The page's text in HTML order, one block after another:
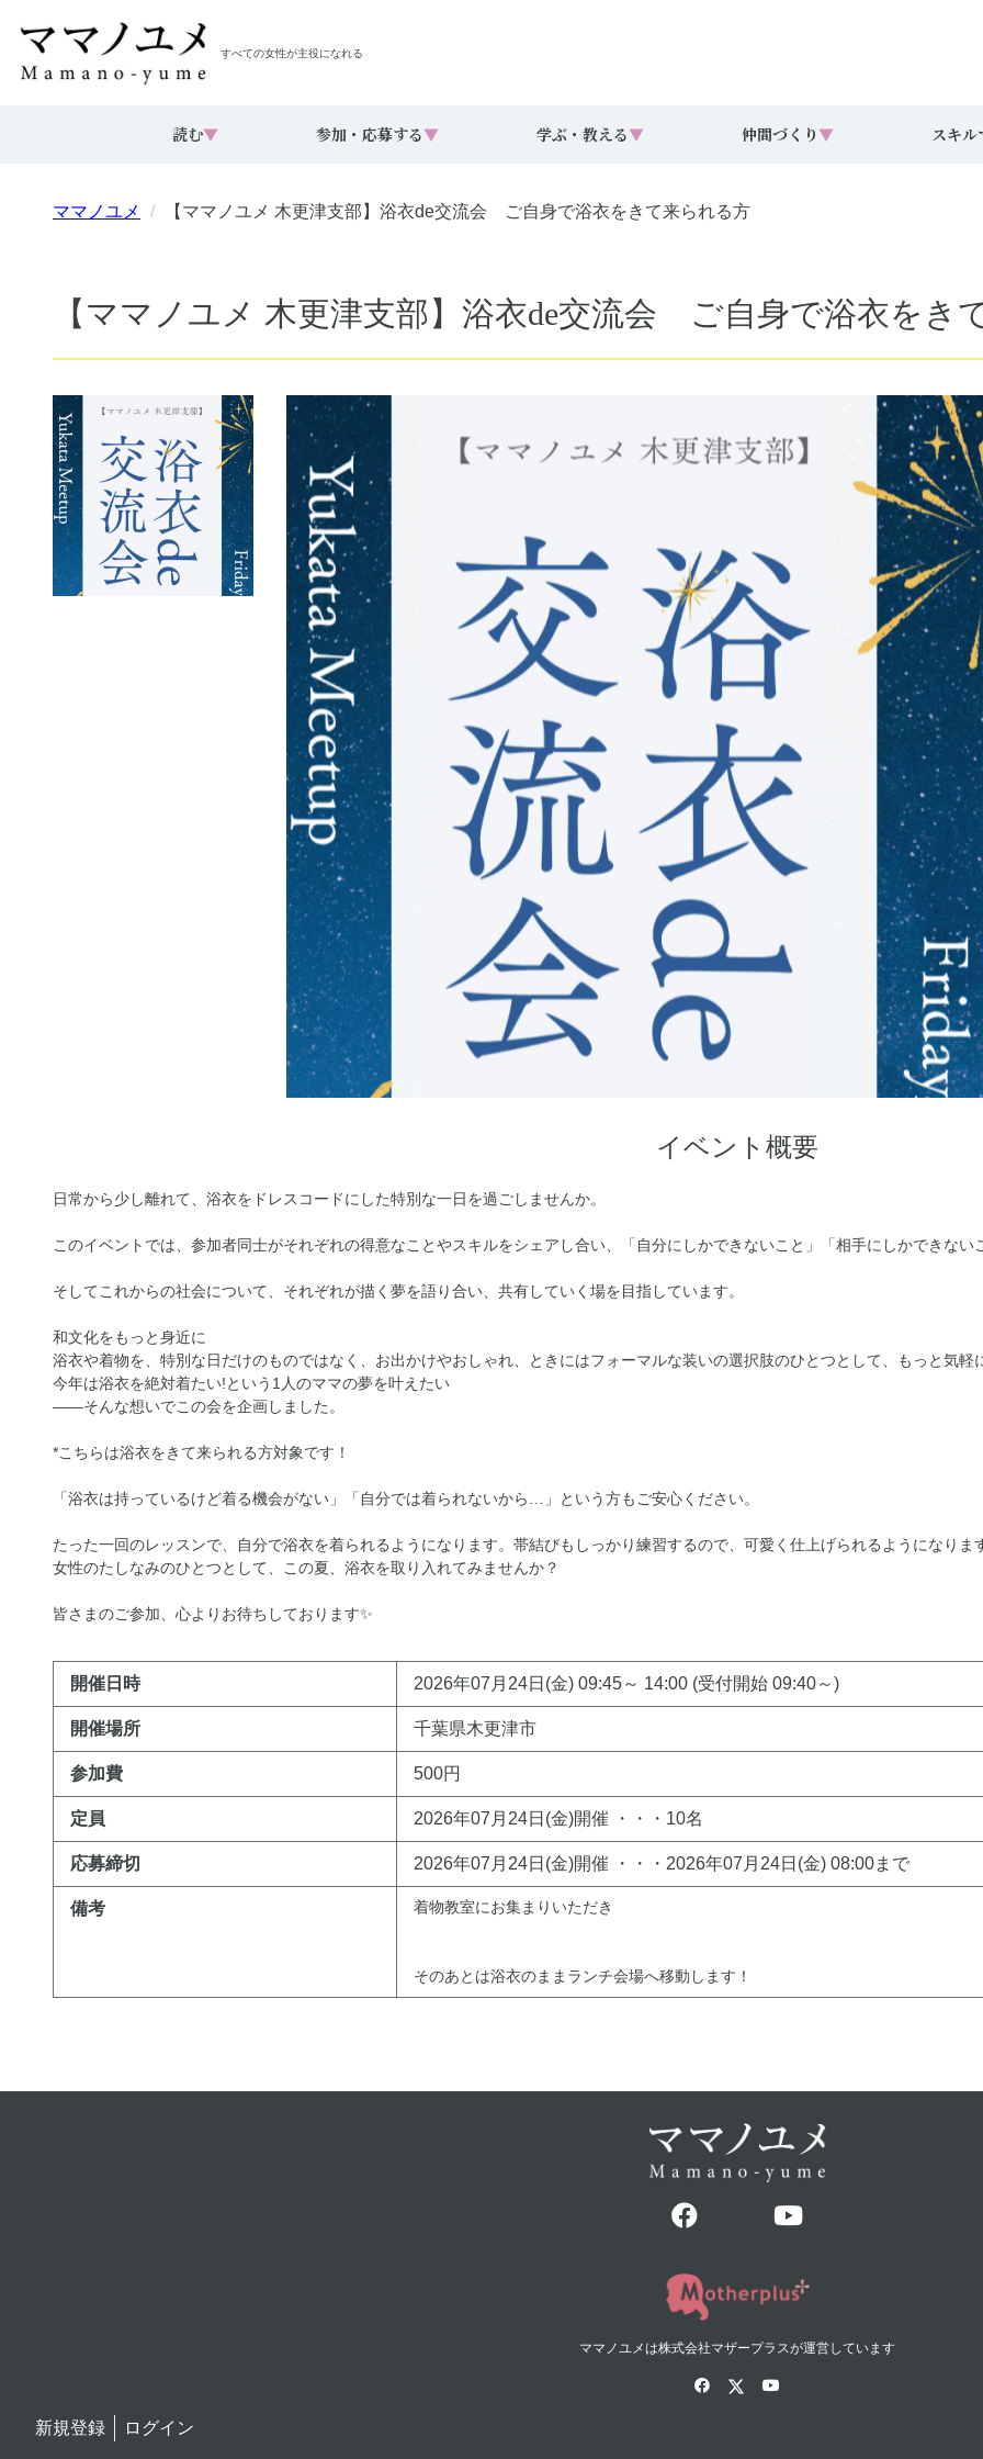
すべての女性が主役になれる
読む▼ 参加・応募する▼ 学ぶ・教える▼ 仲間づくり ▼ スキル
ママノユメ 【ママノユメ 木更津支部】浴衣de交流会 ご自身で浴衣をきて来られる方
【ママノユメ 木更津支部】浴衣de交流会 ご自身で浴衣をき
イベント概要
日常から少し離れて、浴衣をドレスコードにした特別な一日を過ごしませんか。
このイベントでは、参加者同士がそれぞれの得意なことやスキルをシェアし合い、「自分にしかできないこと」「相手にしかできな
そしてこれからの社会について、それぞれが描く夢を語り合い、共有していく場を目指しています。
和文化をもっと身近に
浴衣や着物を、特別な日だけのものではなく、お出かけやおしゃれ、ときにはフォーマルな装いの選択肢のひとつとして、もっと気軽
今年は浴衣を絶対着たい!という1人のママの夢を叶えたい
——そんな想いでこの会を企画しました。
*こちらは浴衣をきて来られる方対象です！
「浴衣は持っているけど着る機会がない」「自分では着られないから…」という方もご安心ください。
たった一回のレッスンで、自分で浴衣を着られるようになります。帯結びもしっかり練習するので、可愛く仕上げられるようになりま
女性のたしなみのひとつとして、この夏、浴衣を取り入れてみませんか？
皆さまのご参加、心よりお待ちしております✨
開催日時 2026年07月24日(金) 09:45～ 14:00 (受付開始 09:40～)
開催場所 千葉県木更津市
参加費 500円
定員 2026年07月24日(金)開催 ・・・10名
応募締切 2026年07月24日(金)開催 ・・・2026年07月24日(金) 08:00まで
備考 着物教室にお集まりいただき
そのあとは浴衣のままランチ会場へ移動します！
ママノユメは株式会社マザープラスが運営しています
新規登録 ログイン